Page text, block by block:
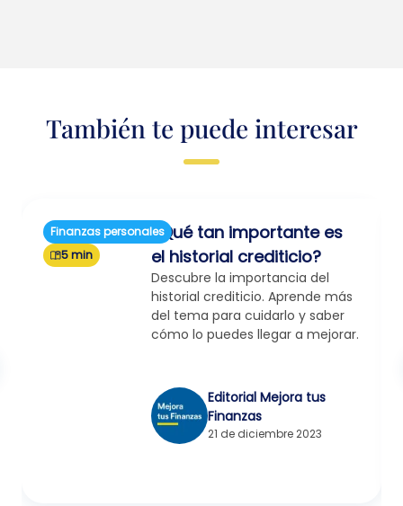
También te puede interesar
Finanzas personales
5 min
¿Qué tan importante es
el historial crediticio?
Descubre la importancia del
historial crediticio. Aprende más
del tema para cuidarlo y saber
cómo lo puedes llegar a mejorar.
Editorial Mejora tus
Finanzas
21 de diciembre 2023